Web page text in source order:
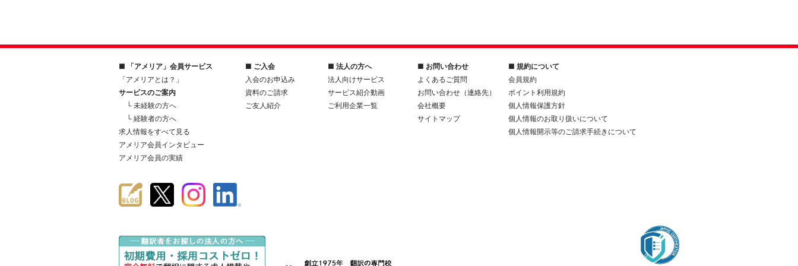
■ 「アメリア」会員サービス
「アメリアとは？」
サービスのご案内
└ 未経験の方へ
└ 経験者の方へ
求人情報をすべて見る
アメリア会員インタビュー
アメリア会員の実績
■ ご入会
入会のお申込み
資料のご請求
ご友人紹介
■ 法人の方へ
法人向けサービス
サービス紹介動画
ご利用企業一覧
■ お問い合わせ
よくあるご質問
お問い合わせ（連絡先）
会社概要
サイトマップ
■ 規約について
会員規約
ポイント利用規約
個人情報保護方針
個人情報のお取り扱いについて
個人情報開示等のご請求手続きについて